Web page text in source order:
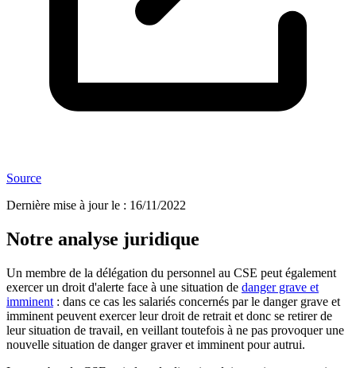
Source
Dernière mise à jour le : 16/11/2022
Notre analyse juridique
Un membre de la délégation du personnel au CSE peut également
exercer un droit d'alerte face à une situation de danger grave et
imminent : dans ce cas les salariés concernés par le danger grave et
imminent peuvent exercer leur droit de retrait et donc se retirer de
leur situation de travail, en veillant toutefois à ne pas provoquer une
nouvelle situation de danger graver et imminent pour autrui.